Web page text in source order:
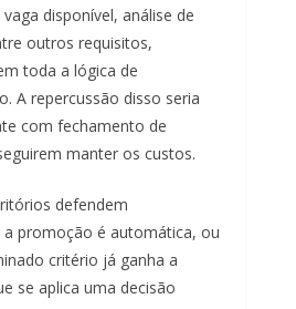
disponível, análise de
outros requisitos,
toda a lógica de
A repercussão disso seria
com fechamento de
manter os custos.
defendem
promoção é automática, ou
critério já ganha a
se aplica uma decisão